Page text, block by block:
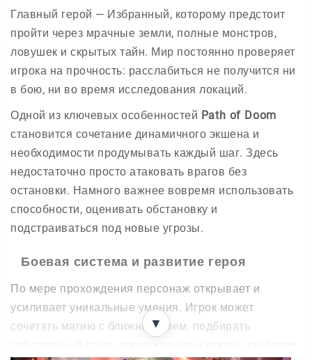
Главный герой — Избранный, которому предстоит
пройти через мрачные земли, полные монстров,
ловушек и скрытых тайн. Мир постоянно проверяет
игрока на прочность: расслабиться не получится ни
в бою, ни во время исследования локаций.
Одной из ключевых особенностей Path of Doom
становится сочетание динамичного экшена и
необходимости продумывать каждый шаг. Здесь
недостаточно просто атаковать врагов без
остановки. Намного важнее вовремя использовать
способности, оценивать обстановку и
подстраиваться под новые угрозы.
Боевая система и развитие героя
По мере прохождения персонаж открывает и
усиливает уникальные умения. Игрок может
сочетать магию с ближним боем, подбирать
▼